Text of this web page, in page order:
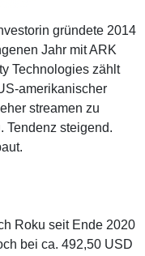
gründete 2014
Jahr mit ARK
Technologies zählt
amerikanischer
streamen zu
Tendenz steigend.
Roku seit Ende 2020
bei ca. 492,50 USD